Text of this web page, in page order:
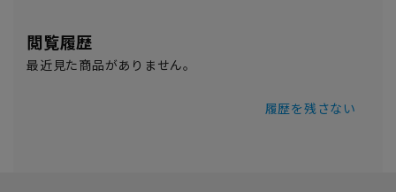
閲覧履歴
最近見た商品がありません。
履歴を残さない